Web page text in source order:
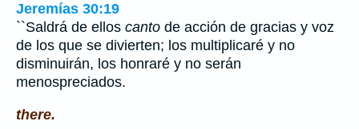
Jeremías 30:19
``Saldrá de ellos canto de acción de gracias y voz
de los que se divierten; los multiplicaré y no
disminuirán, los honraré y no serán
menospreciados.
there.